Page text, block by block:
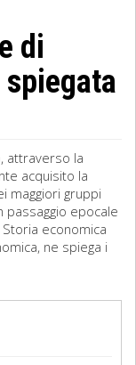
di
attraverso la
acquisito la
maggiori gruppi
epocale
economica
ne spiega i